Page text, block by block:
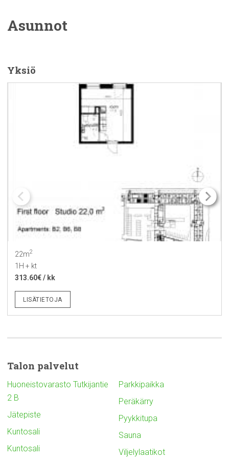
Asunnot
Yksiö
22m2
1H + kt
313.60€ / kk
LISÄTIETOJA
Talon palvelut
Huoneistovarasto Tutkijantie
2 B
Jätepiste
Kuntosali
Kuntosali
Parkkipaikka
Peräkärry
Pyykkitupa
Sauna
Viljelylaatikot